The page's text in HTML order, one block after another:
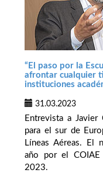
“El paso por la
afrontar cualquier
instituciones
31.03.2023
Entrevista a Javier
para el sur de
Líneas Aéreas. El
año por el COIAE
2023.